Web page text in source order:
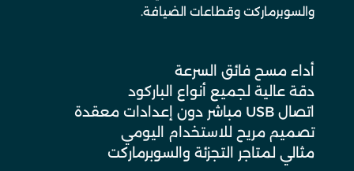
والسوبرماركت وقطاعات الضيافة.
أداء مسح فائق السرعة
دقة عالية لجميع أنواع الباركود
اتصال USB مباشر دون إعدادات معقدة
تصميم مريح للاستخدام اليومي
مثالي لمتاجر التجزئة والسوبرماركت